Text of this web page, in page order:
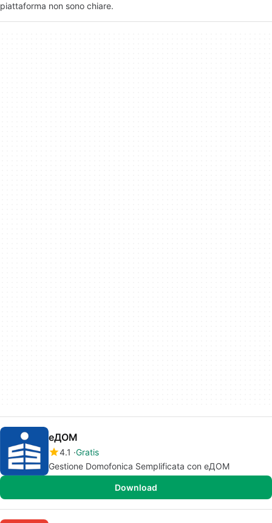
piattaforma non sono chiare.
еДОМ
4.1 Gratis
Gestione Domofonica Semplificata con еДОМ
Download